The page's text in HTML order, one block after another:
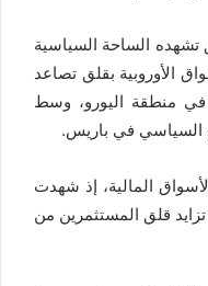
تشهده الساحة السياسية
الأوروبية بقلق تصاعد
في منطقة اليورو، وسط
السياسي في باريس.
المالية، إذ شهدت
قلق المستثمرين من